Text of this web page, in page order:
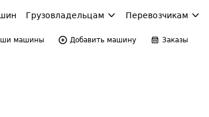
Грузовладельцам Перевозчикам
машины Добавить машину Заказы